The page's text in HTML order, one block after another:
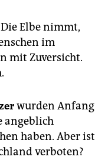
Die Elbe nimmt,
im
mit Zuversicht.
wurden Anfang
angeblich
haben. Aber ist
verboten?